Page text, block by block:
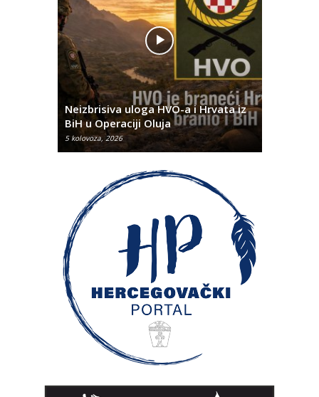
Neizbrisiva uloga HVO-a i Hrvata iz
BiH u Operaciji Oluja
5 kolovoza, 2026